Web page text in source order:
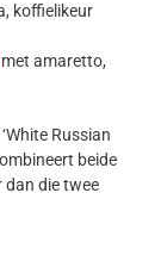
koffielikeur
met amaretto,
Russian
beide
dan die twee